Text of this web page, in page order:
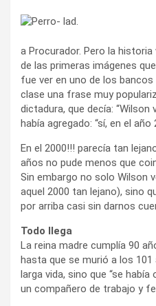
a Procurador. Pero la
de las primeras imágenes
fue ver en uno de los
clase una frase muy
dictadura, que decía: “Wilson
había agregado: “sí, en el año
En el 2000!!! parecía tan
años no pude menos que
Sin embargo no solo Wilson
aquel 2000 tan lejano), sino
por arriba casi sin darnos
Todo llega
La reina madre cumplía 90
hasta que se murió a los
larga vida, sino que “se
un compañero de trabajo y